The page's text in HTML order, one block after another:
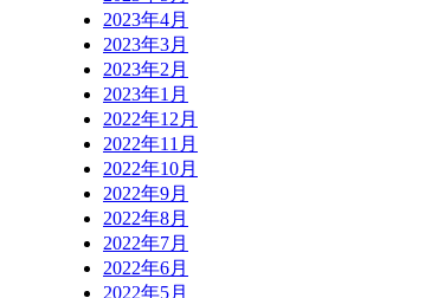
2023年4月
2023年3月
2023年2月
2023年1月
2022年12月
2022年11月
2022年10月
2022年9月
2022年8月
2022年7月
2022年6月
2022年5月